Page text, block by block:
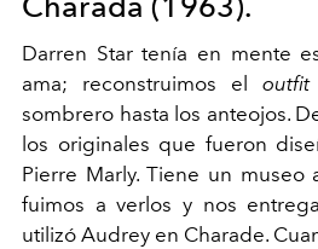
Darren Star tenía en mente
ama; reconstruimos el outfit
sombrero hasta los anteojos.
los originales que fueron
Pierre Marly. Tiene un museo
fuimos a verlos y nos
utilizó Audrey en Charade.